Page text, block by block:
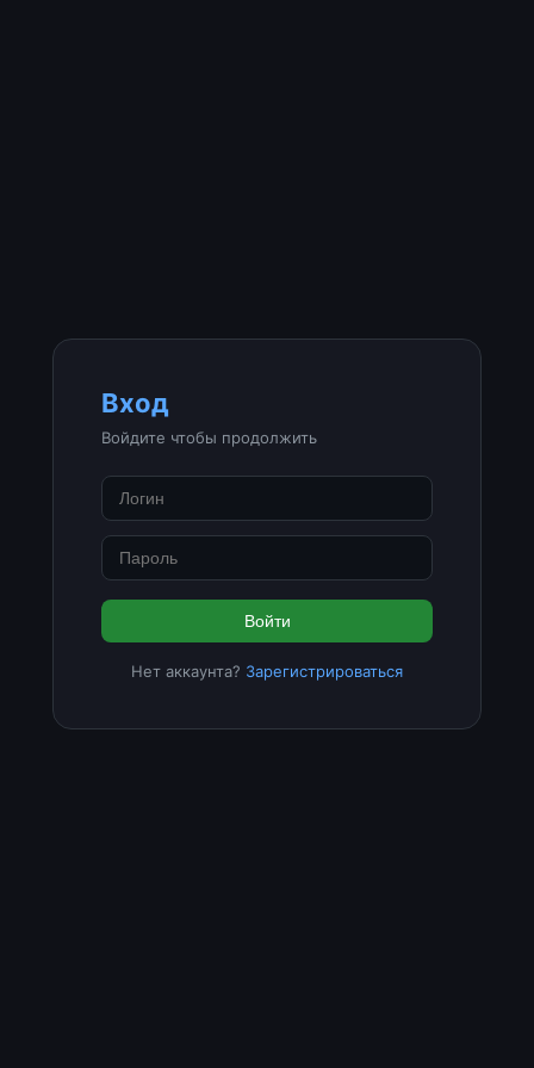
Вход
Войдите чтобы продолжить
Войти
Нет аккаунта? Зарегистрироваться